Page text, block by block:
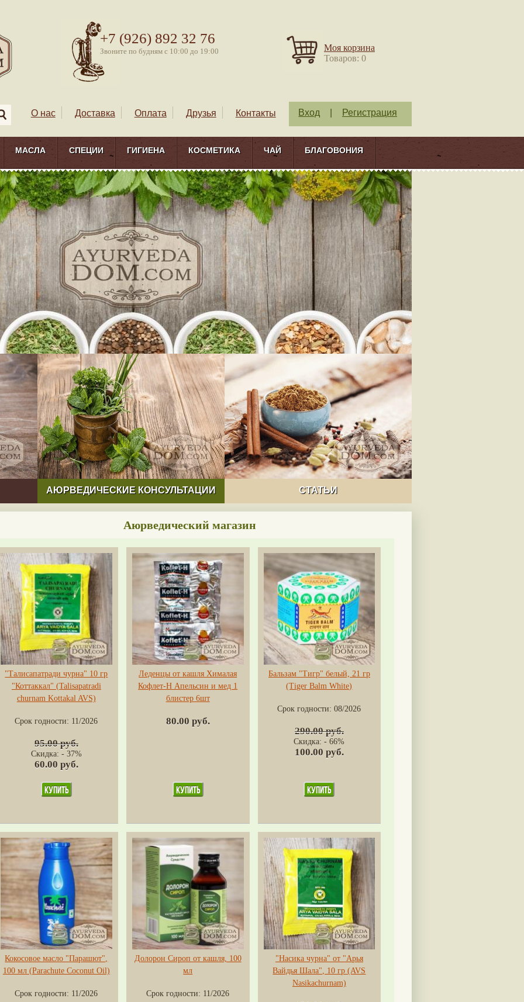
+7 (926) 892 32 76
Звоните по будням с 10:00 до 19:00
Моя корзина
Товаров: 0
О нас Доставка Оплата Друзья Контакты Вход Регистрация
МАСЛА СПЕЦИИ ГИГИЕНА КОСМЕТИКА ЧАЙ БЛАГОВОНИЯ
АЮРВЕДИЧЕСКИЕ КОНСУЛЬТАЦИИ СТАТЬИ
Аюрведический магазин
"Талисапатради чурна" 10 гр
"Коттаккал" (Talisapatradi
churnam Kottakal AVS)
Срок годности: 11/2026
95.00 руб.
Скидка: - 37%
60.00 руб.
Леденцы от кашля Хималая
Кофлет-H Апельсин и мед 1
блистер 6шт
80.00 руб.
Бальзам "Тигр" белый, 21 гр
(Tiger Balm White)
Срок годности:08/2026
290.00 руб.
Скидка: - 66%
100.00 руб.
Кокосовое масло "Парашют",
100 мл (Parachute Coconut Oil)
Срок годности: 11/2026
Долорон Сироп от кашля, 100
мл
Срок годности: 11/2026
"Насика чурна" от "Арья
Вайдья Шала", 10 гр (AVS
Nasikachurnam)